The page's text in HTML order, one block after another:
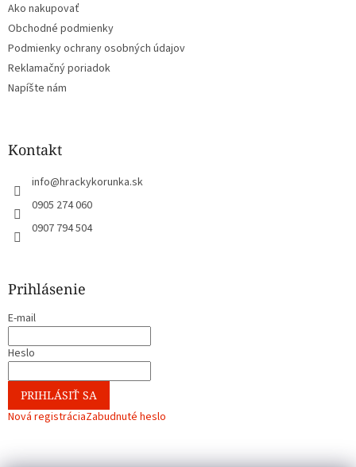
Ako nakupovať
Obchodné podmienky
Podmienky ochrany osobných údajov
Reklamačný poriadok
Napíšte nám
Kontakt
info@hrackykorunka.sk
0905 274 060
0907 794 504
Prihlásenie
E-mail
Heslo
PRIHLÁSIŤ SA
Nová registráciaZabudnuté heslo